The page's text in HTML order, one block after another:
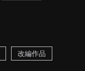
改編作品